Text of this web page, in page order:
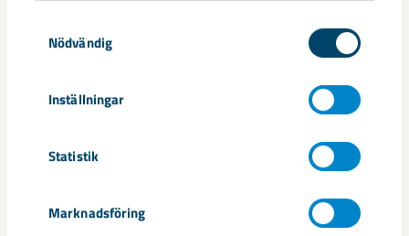
Nödvändig
Inställningar
Statistik
Marknadsföring